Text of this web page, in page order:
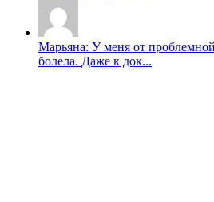
Марьяна: У меня от
болела. Даже к док...